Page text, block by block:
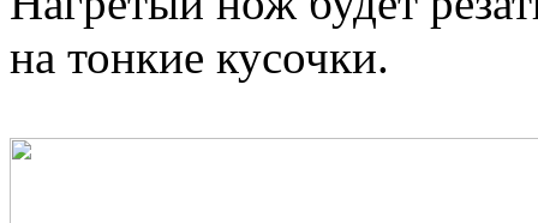
на тонкие кусочки.